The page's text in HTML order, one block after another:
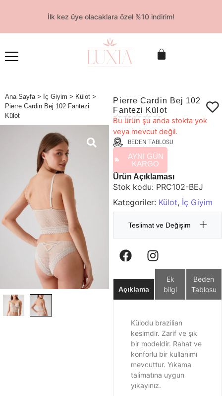
İlk kez üye olacaklara özel %10 indirim!
Ana Sayfa > İç Giyim > Külot >
Pierre Cardin Bej 102 Fantezi
Külot
Pierre Cardin Bej 102
Fantezi Külot
☆☆☆ ☆ ☆
Bu ürün şu anda stokta yok
veya mevcut değil.
BEDEN TABLOSU
AYNI GÜN
KARGO
Ürün Açıklaması
Stok kodu: PRC102-BEJ
Kategoriler: Külot, İç Giyim
Teslimat ve Değişim
Açıklama
Ek
bilgi
Beden
Tablosu
Külodu brazilian
kesimdir. Zarif ve şık
bir modeldir. Rahat ve
konforlu bir kullanımı
mevcuttur. Yıkama
talimatına uygun
yıkayınız.